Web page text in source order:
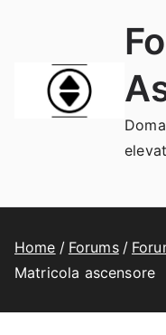
contenuto
Home Forums
Matricola ascensore